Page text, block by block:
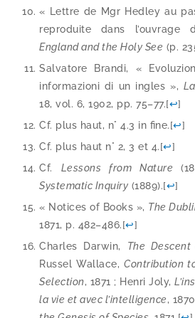
« Lettre de Mgr Hedley au
repro­duite dans l’ouvrage
England and the Holy See (p.
Salvatore Brandi, «
infor­ma­zio­ni di un ingles », La
18, vol. 6, 1902, pp. 75–77.[↩]
Cf. plus haut, n° 4.3 in fine.[↩]
Cf. plus haut n° 2, 3 et 4.[↩]
Cf. Lessons from Nature
Systematic Inquiry (1889).[↩]
« Notices of Books », The
1871, p. 482–486.[↩]
Charles Darwin, The
Russel Wallace,Contribution
Selection, 1871 ; Henri Joly,
la vie et avec l’intelligence,